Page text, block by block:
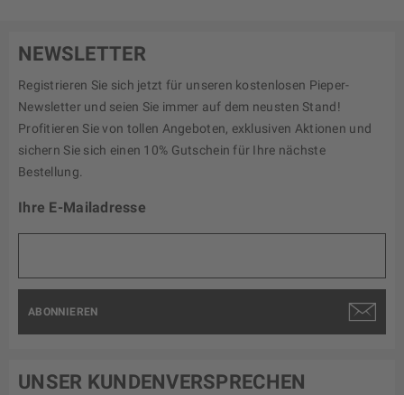
NEWSLETTER
Registrieren Sie sich jetzt für unseren kostenlosen Pieper-
Newsletter und seien Sie immer auf dem neusten Stand!
Profitieren Sie von tollen Angeboten, exklusiven Aktionen und
sichern Sie sich einen 10% Gutschein für Ihre nächste
Bestellung.
Ihre E-Mailadresse
ABONNIEREN
UNSER KUNDENVERSPRECHEN